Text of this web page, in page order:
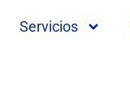
Servicios